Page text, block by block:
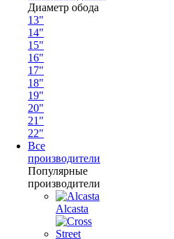
Диаметр обода
13"
14"
15"
16"
17"
18"
19"
20"
21"
22"
Все
производители
Популярные
производители
Alcasta